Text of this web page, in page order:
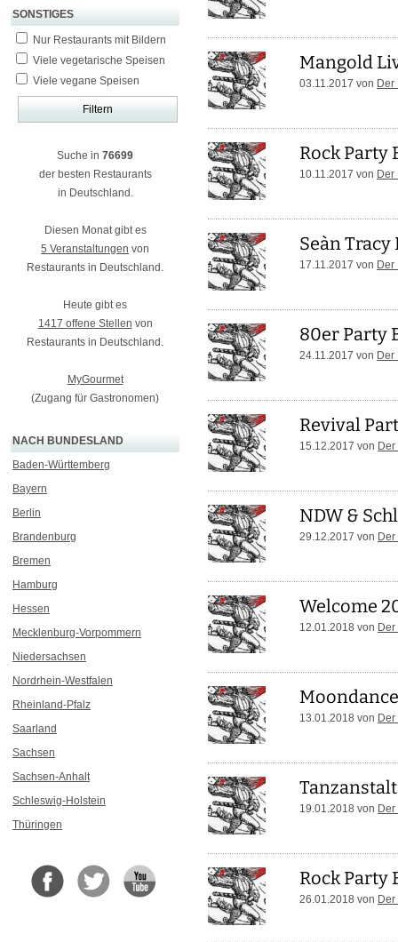
SONSTIGES
Nur Restaurants mit Bildern
Viele vegetarische Speisen
Viele vegane Speisen
Suche in 76699
der besten Restaurants
in Deutschland.
Diesen Monat gibt es
5 Veranstaltungen von
Restaurants in Deutschland.
Heute gibt es
1417 offene Stellen von
Restaurants in Deutschland.
MyGourmet
(Zugang für Gastronomen)
NACH BUNDESLAND
Baden-Württemberg
Bayern
Berlin
Brandenburg
Bremen
Hamburg
Hessen
Mecklenburg-Vorpommern
Niedersachsen
Nordrhein-Westfalen
Rheinland-Pfalz
Saarland
Sachsen
Sachsen-Anhalt
Schleswig-Holstein
Thüringen
Mangold
03.11.2017 von Der
Rock Party
10.11.2017 von Der
Seàn Tracy
17.11.2017 von Der
80er Party
24.11.2017 von Der
Revival
15.12.2017 von
NDW &
29.12.2017 von
Welcome
12.01.2018 von
13.01.2018 von
19.01.2018 von
Rock Party
26.01.2018 von